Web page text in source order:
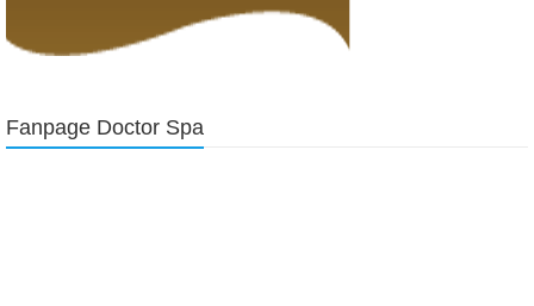
Fanpage Doctor Spa